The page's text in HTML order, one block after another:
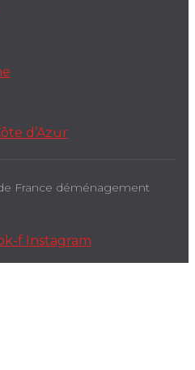
d’Azur
France déménagement
f Instagram